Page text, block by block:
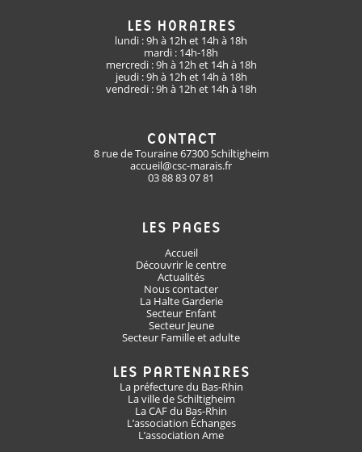
LES HORAIRES
lundi : 9h à 12h et 14h à 18h
mardi : 14h-18h
mercredi : 9h à 12h et 14h à 18h
jeudi : 9h à 12h et 14h à 18h
vendredi : 9h à 12h et 14h à 18h
CONTACT
8 rue de Touraine 67300 Schiltigheim
accueil@csc-marais.fr
03 88 83 07 81
LES PAGES
Accueil
Découvrir le centre
Actualités
Nous contacter
La Halte Garderie
Secteur Enfant
Secteur Jeune
Secteur Famille et adulte
LES PARTENAIRES
La préfecture du Bas-Rhin
La ville de Schiltigheim
La CAF du Bas-Rhin
L’association Échanges
L’association Ame